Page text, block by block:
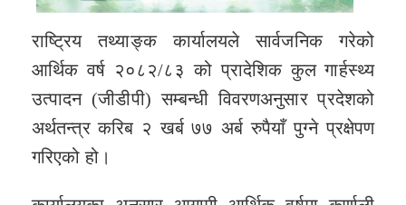
राष्ट्रिय तथ्याङ्क कार्यालयले सार्वजनिक गरेको
आर्थिक वर्ष २०८२/८३ को प्रादेशिक कुल गार्हस्थ्य
उत्पादन (जीडीपी) सम्बन्धी विवरणअनुसार प्रदेशको
अर्थतन्त्र करिब २ खर्ब ७७ अर्ब रुपैयाँ पुग्ने प्रक्षेपण
गरिएको हो।